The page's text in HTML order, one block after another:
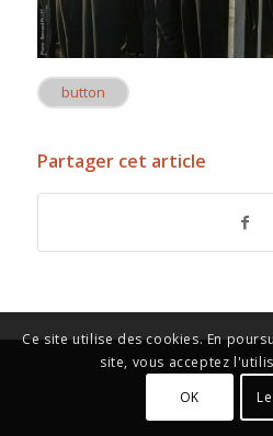
button
Partager cet article
Ce site utilise des cookies. En
site, vous acceptez
OK